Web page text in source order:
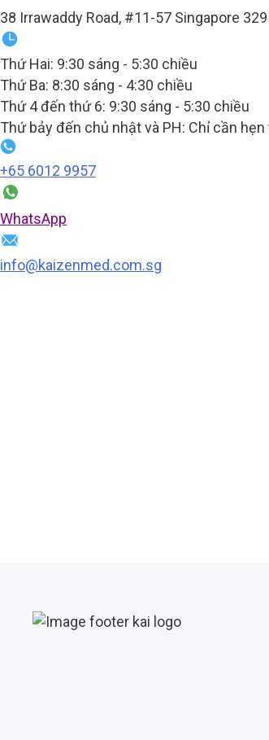
38 Irrawaddy Road, #11-57 Singapore
Thứ Hai: 9:30 sáng - 5:30 chiều
Thứ Ba: 8:30 sáng - 4:30 chiều
Thứ 4 đến thứ 6: 9:30 sáng - 5:30 chiều
Thứ bảy đến chủ nhật và PH: Chỉ cần
+65‎ 6012‎ 9957
WhatsApp
info@kaizenmed.com.sg